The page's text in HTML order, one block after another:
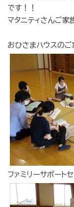
です！！
マタニティさんご家
おひさまハウスの
ファミリーサポート